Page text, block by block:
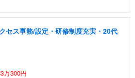
セス事務/設定・研修制度充実・20代
万300円